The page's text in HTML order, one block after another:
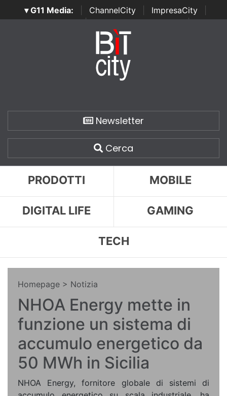
▾ G11 Media: ChannelCity ImpresaCity
SecurityOpenLab | Italian Channel Awards | Italian
Italian Security Awards
Newsletter
Cerca
PRODOTTI MOBILE
DIGITAL LIFE GAMING
TECH
Homepage > Notizia
NHOA Energy mette in
funzione un sistema di
accumulo energetico da
50 MWh in Sicilia
NHOA Energy, fornitore globale di sistemi di